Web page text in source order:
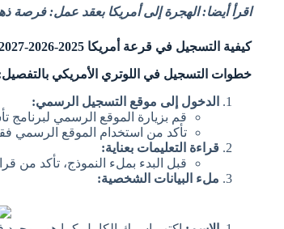
اقرأ أيضا: الهجرة إلى أمريكا بعقد عمل: فرصة ذهبية لمدة 5 سنوات شاملة
كيفية التسجيل في قرعة أمريكا 2025-2026-2027
خطوات التسجيل في اللوتري الأمريكي
الدخول إلى موقع التسجيل الرسمي:
قم بزيارة الموقع الرسمي لبرنامج
تأكد من استخدام الموقع الرسمي
قراءة التعليمات بعناية:
قبل البدء بملء النموذج، تأكد من
ملء البيانات الشخصية: